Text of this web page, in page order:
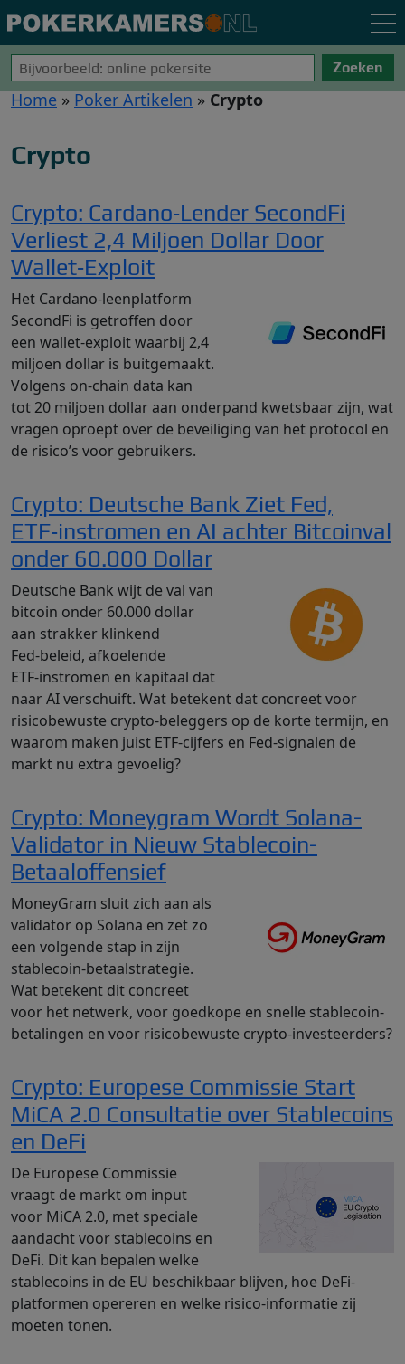
Zoeken
Home » Poker Artikelen » Crypto
Crypto
Crypto: Cardano‑Lender SecondFi
Verliest 2,4 Miljoen Dollar Door
Wallet‑Exploit
Het Cardano‑leenplatform
SecondFi is getroffen door
een wallet‑exploit waarbij 2,4
miljoen dollar is buitgemaakt.
Volgens on-chain data kan
tot 20 miljoen dollar aan onderpand kwetsbaar zijn, wat
vragen oproept over de beveiliging van het protocol en
de risico’s voor gebruikers.
Crypto: Deutsche Bank Ziet Fed,
ETF‑instromen en AI achter Bitcoinval
onder 60.000 Dollar
Deutsche Bank wijt de val van
bitcoin onder 60.000 dollar
aan strakker klinkend
Fed‑beleid, afkoelende
ETF‑instromen en kapitaal dat
naar AI verschuift. Wat betekent dat concreet voor
risicobewuste crypto‑beleggers op de korte termijn, en
waarom maken juist ETF‑cijfers en Fed‑signalen de
markt nu extra gevoelig?
Crypto: Moneygram Wordt Solana-
Validator in Nieuw Stablecoin-
Betaaloffensief
MoneyGram sluit zich aan als
validator op Solana en zet zo
een volgende stap in zijn
stablecoin-betaalstrategie.
Wat betekent dit concreet
voor het netwerk, voor goedkope en snelle stablecoin-
betalingen en voor risicobewuste crypto-investeerders?
Crypto: Europese Commissie Start
MiCA 2.0 Consultatie over Stablecoins
en DeFi
De Europese Commissie
vraagt de markt om input
voor MiCA 2.0, met speciale
aandacht voor stablecoins en
DeFi. Dit kan bepalen welke
stablecoins in de EU beschikbaar blijven, hoe DeFi-
platformen opereren en welke risico-informatie zij
moeten tonen.